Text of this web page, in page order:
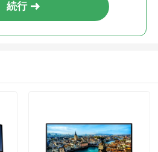
続行